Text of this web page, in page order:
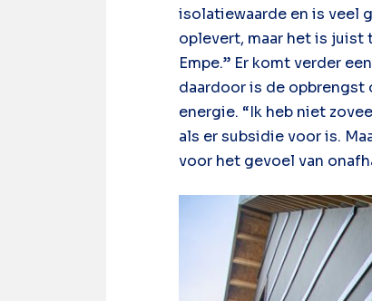
isolatiewaarde en is veel
oplevert, maar het is
Empe.” Er komt verder
daardoor is de
energie. “Ik heb niet
als er subsidie voor is.
voor het gevoel van